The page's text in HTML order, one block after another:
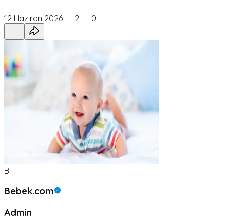
12 Haziran 2026 2 0
B
Bebek.com
Admin